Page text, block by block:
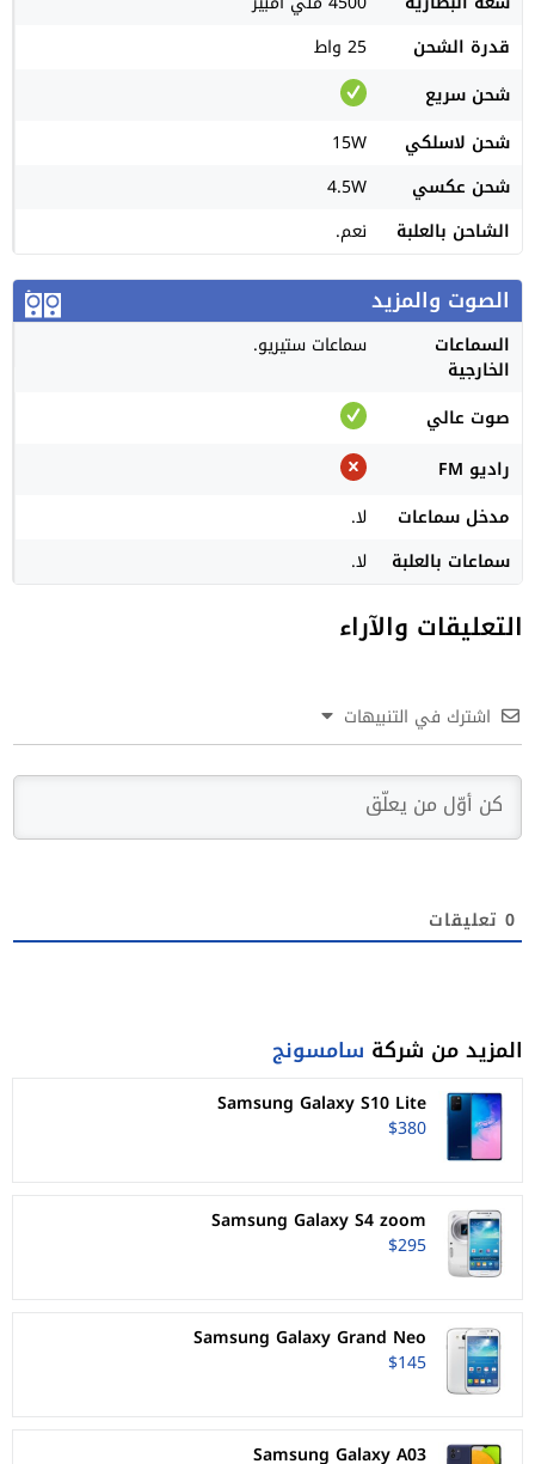
قدرة الشحن
25 واط
شحن سريع
شحن لاسلكي
15W
شحن عكسي
4.5W
الشاحن بالعلبة
نعم.
الصوت والمزيد
السماعات
الخارجية
سماعات ستيريو.
صوت عالي
راديو FM
مدخل سماعات
لا.
سماعات بالعلبة
لا.
التعليقات والآراء
اشترك في التنبيهات
0 تعليقات
المزيد من شركة سامسونج
Samsung Galaxy S10 Lite
$380
Samsung Galaxy S4 zoom
$295
Samsung Galaxy Grand Neo
$145
Samsung Galaxy A03